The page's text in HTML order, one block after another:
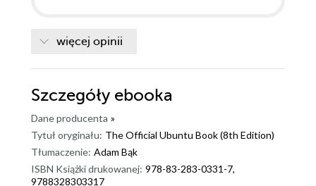
więcej opinii
Szczegóły ebooka
Dane producenta »
Tytuł oryginału: The Official Ubuntu Book (8th Edition)
Tłumaczenie: Adam Bąk
ISBN Książki drukowanej: 978-83-283-0331-7,
9788328303317